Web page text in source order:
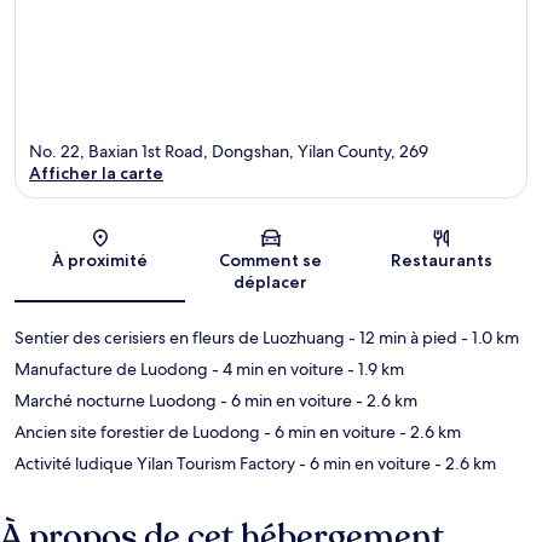
Carte
No. 22, Baxian 1st Road, Dongshan, Yilan County, 269
Afficher la carte
À proximité
Comment se
déplacer
Restaurants
Sentier des cerisiers en fleurs de Luozhuang - 12 min à pied - 1.0 km
Manufacture de Luodong - 4 min en voiture- 1.9 km
Marché nocturne Luodong - 6 min en voiture- 2.6 km
Ancien site forestier de Luodong - 6 min en voiture- 2.6 km
Activité ludique Yilan Tourism Factory- 6 min en voiture- 2.6 km